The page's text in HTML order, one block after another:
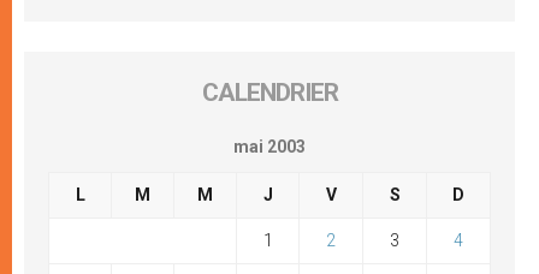
CALENDRIER
mai 2003
L M M J V S D
1 2 3 4